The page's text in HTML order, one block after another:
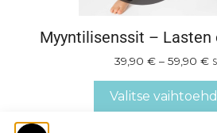
Myyntilisenssit – Lasten
39,90 € – 59,90 €
Valitse